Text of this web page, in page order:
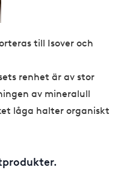
till Isover och
renhet är av stor
av mineralull
låga halter organiskt